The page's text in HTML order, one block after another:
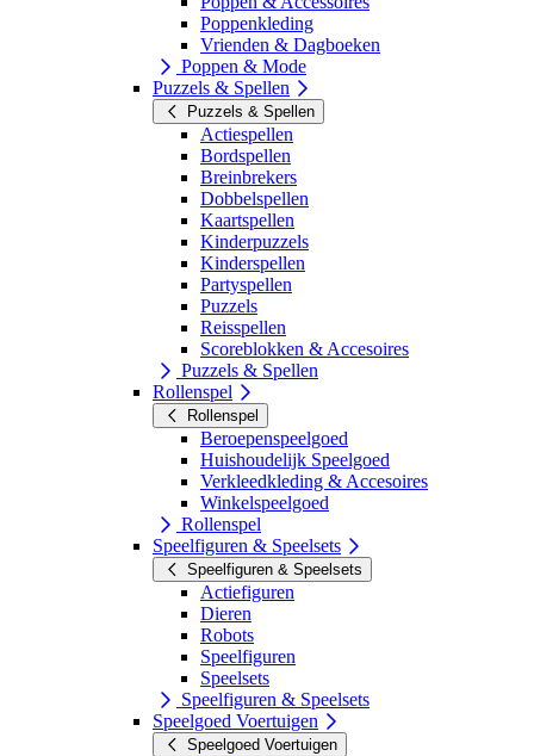
Poppenkleding
Vrienden & Dagboeken
Poppen & Mode
Puzzels & Spellen
Puzzels & Spellen
Actiespellen
Bordspellen
Breinbrekers
Dobbelspellen
Kaartspellen
Kinderpuzzels
Kinderspellen
Partyspellen
Puzzels
Reisspellen
Scoreblokken & Accesoires
Puzzels & Spellen
Rollenspel
Rollenspel
Beroepenspeelgoed
Huishoudelijk Speelgoed
Verkleedkleding & Accesoires
Winkelspeelgoed
Rollenspel
Speelfiguren & Speelsets
Speelfiguren & Speelsets
Actiefiguren
Dieren
Robots
Speelfiguren
Speelsets
Speelfiguren & Speelsets
Speelgoed Voertuigen
Speelgoed Voertuigen